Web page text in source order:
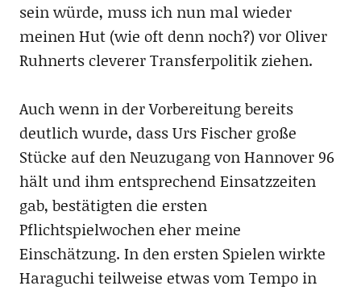
sein würde, muss ich nun mal wieder
meinen Hut (wie oft denn noch?) vor Oliver
Ruhnerts cleverer Transferpolitik ziehen.
Auch wenn in der Vorbereitung bereits
deutlich wurde, dass Urs Fischer große
Stücke auf den Neuzugang von Hannover 96
hält und ihm entsprechend Einsatzzeiten
gab, bestätigten die ersten
Pflichtspielwochen eher meine
Einschätzung. In den ersten Spielen wirkte
Haraguchi teilweise etwas vom Tempo in